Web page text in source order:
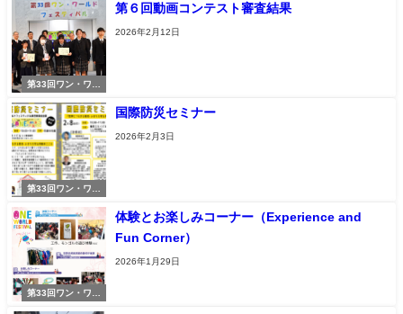
バル
第33回ワン・ワー
バル
第６回動画コンテスト審査結果
2026年2月12日
第33回ワン・ワー
バル
国際防災セミナー
2026年2月3日
第33回ワン・ワー
体験とお楽しみコーナー（Experience and
Fun Corner）
2026年1月29日